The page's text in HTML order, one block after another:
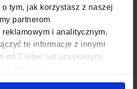
tym, jak korzystasz z naszej
partnerom
reklamowym i analitycznym.
te informacje z innymi
od Ciebie lub uzyskanymi
48 CM
5903689731362